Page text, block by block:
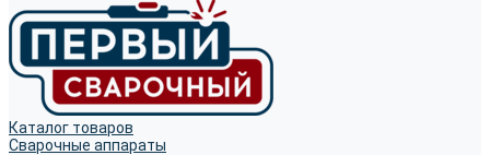
Каталог товаров
Сварочные аппараты